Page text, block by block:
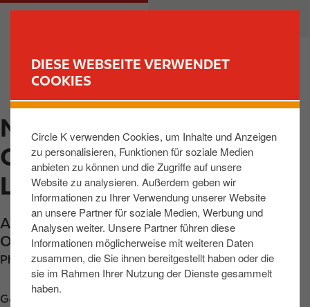
DIESE WEBSEITE VERWENDET
COOKIES
Circle K verwenden Cookies, um Inhalte und Anzeigen
zu personalisieren, Funktionen für soziale Medien
anbieten zu können und die Zugriffe auf unsere
Website zu analysieren. Außerdem geben wir
Informationen zu Ihrer Verwendung unserer Website
an unsere Partner für soziale Medien, Werbung und
Analysen weiter. Unsere Partner führen diese
Informationen möglicherweise mit weiteren Daten
zusammen, die Sie ihnen bereitgestellt haben oder die
sie im Rahmen Ihrer Nutzung der Dienste gesammelt
haben.
u
m
I
h
l
t
M
v
MAHLBERG-
ORSCHWEIER, ALTE
LANDSTR
Alte Landstrasse 23-29,Mahlberg-
Orschweier,77972,DE
Phone: +4978224349649
Get directions